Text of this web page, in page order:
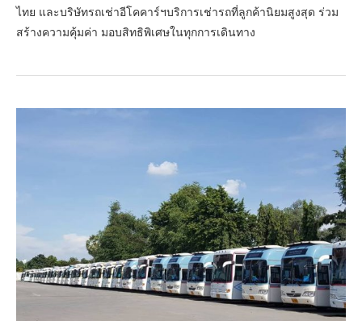
ไทย และบริษัทรถเช่าอีโคคาร์ฯบริการเช่ารถที่ลูกค้านิยมสูงสุด ร่วม
สร้างความคุ้มค่า มอบสิทธิพิเศษในทุกการเดินทาง